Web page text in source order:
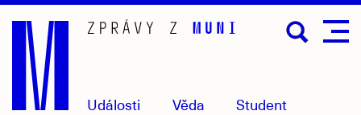
Přejít
hlavní
obsah
Události Věda Student